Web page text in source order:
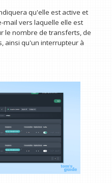
qu'elle est active et
mail vers laquelle elle est
le nombre de transferts, de
ainsi qu'un interrupteur à